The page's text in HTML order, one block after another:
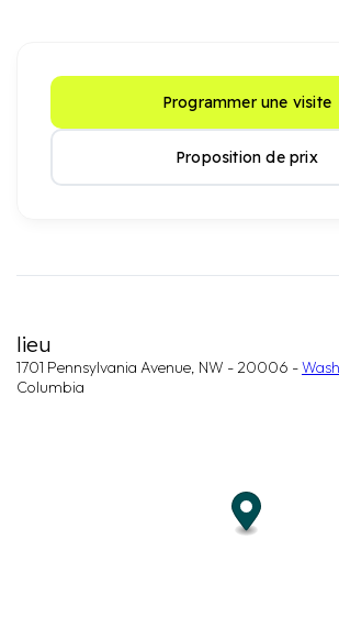
Programmer une visite
Proposition de prix
lieu
1701 Pennsylvania Avenue, NW - 20006 -
Columbia